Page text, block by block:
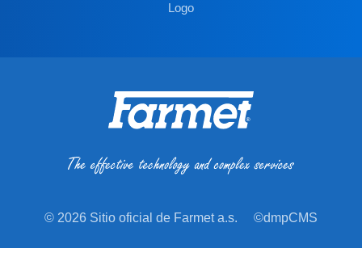
Logo
© 2026 Sitio oficial de Farmet a.s. ©dmpCMS